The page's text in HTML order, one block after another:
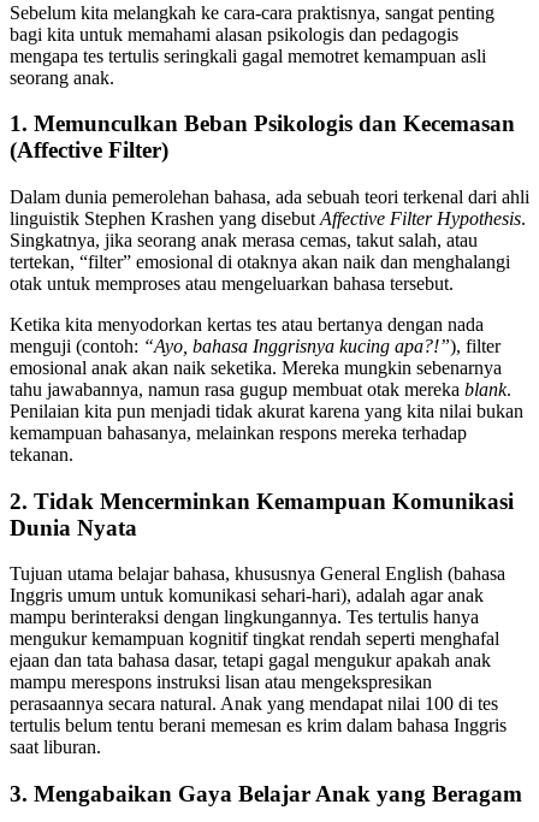
Sebelum kita melangkah ke cara-cara praktisnya, sangat penting
bagi kita untuk memahami alasan psikologis dan pedagogis
mengapa tes tertulis seringkali gagal memotret kemampuan asli
seorang anak.
1. Memunculkan Beban Psikologis dan Kecemasan
(Affective Filter)
Dalam dunia pemerolehan bahasa, ada sebuah teori terkenal dari ahli
linguistik Stephen Krashen yang disebut Affective Filter Hypothesis.
Singkatnya, jika seorang anak merasa cemas, takut salah, atau
tertekan, “filter” emosional di otaknya akan naik dan menghalangi
otak untuk memproses atau mengeluarkan bahasa tersebut.
Ketika kita menyodorkan kertas tes atau bertanya dengan nada
menguji (contoh: “Ayo, bahasa Inggrisnya kucing apa?!”), filter
emosional anak akan naik seketika. Mereka mungkin sebenarnya
tahu jawabannya, namun rasa gugup membuat otak mereka blank.
Penilaian kita pun menjadi tidak akurat karena yang kita nilai bukan
kemampuan bahasanya, melainkan respons mereka terhadap
tekanan.
2. Tidak Mencerminkan Kemampuan Komunikasi
Dunia Nyata
Tujuan utama belajar bahasa, khususnya General English (bahasa
Inggris umum untuk komunikasi sehari-hari), adalah agar anak
mampu berinteraksi dengan lingkungannya. Tes tertulis hanya
mengukur kemampuan kognitif tingkat rendah seperti menghafal
ejaan dan tata bahasa dasar, tetapi gagal mengukur apakah anak
mampu merespons instruksi lisan atau mengekspresikan
perasaannya secara natural. Anak yang mendapat nilai 100 di tes
tertulis belum tentu berani memesan es krim dalam bahasa Inggris
saat liburan.
3. Mengabaikan Gaya Belajar Anak yang Beragam